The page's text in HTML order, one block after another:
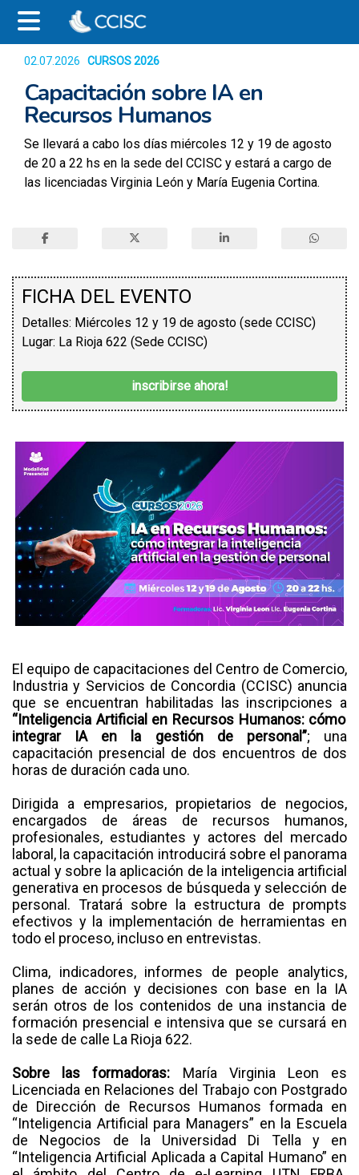
02.07.2026 CURSOS 2026
Capacitación sobre IA en
Recursos Humanos
Se llevará a cabo los días miércoles 12 y 19 de agosto
de 20 a 22 hs en la sede del CCISC y estará a cargo de
las licenciadas Virginia León y María Eugenia Cortina.
FICHA DEL EVENTO
Detalles: Miércoles 12 y 19 de agosto (sede CCISC)
Lugar: La Rioja 622 (Sede CCISC)
inscribirse ahora!
El equipo de capacitaciones del Centro de Comercio,
Industria y Servicios de Concordia (CCISC) anuncia
que se encuentran habilitadas las inscripciones a
“Inteligencia Artificial en Recursos Humanos: cómo
integrar IA en la gestión de personal”; una
capacitación presencial de dos encuentros de dos
horas de duración cada uno.
Dirigida a empresarios, propietarios de negocios,
encargados de áreas de recursos humanos,
profesionales, estudiantes y actores del mercado
laboral, la capacitación introducirá sobre el panorama
actual y sobre la aplicación de la inteligencia artificial
generativa en procesos de búsqueda y selección de
personal. Tratará sobre la estructura de prompts
efectivos y la implementación de herramientas en
todo el proceso, incluso en entrevistas.
Clima, indicadores, informes de people analytics,
planes de acción y decisiones con base en la IA
serán otros de los contenidos de una instancia de
formación presencial e intensiva que se cursará en
la sede de calle La Rioja 622.
Sobre las formadoras: María Virginia Leon es
Licenciada en Relaciones del Trabajo con Postgrado
de Dirección de Recursos Humanos formada en
“Inteligencia Artificial para Managers” en la Escuela
de Negocios de la Universidad Di Tella y en
“Inteligencia Artificial Aplicada a Capital Humano” en